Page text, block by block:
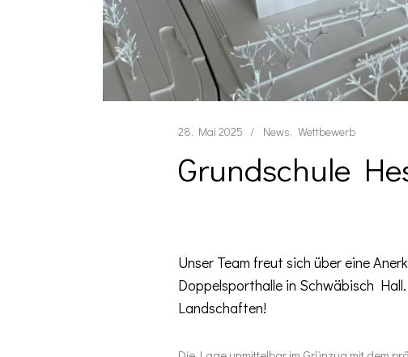
28. Mai 2025 News Wettbewerb
Grundschule
Unser Team freut sich über eine
Doppelsporthalle in Schwäbisch
Landschaften!